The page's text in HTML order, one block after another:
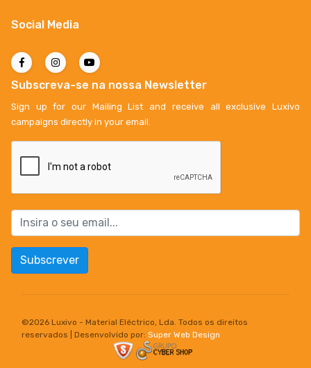
Social Media
Subscreva-se na nossa Newsletter
Sign up for our Mailing List and receive all exclusive Luxivo
campaigns directly in your email.
Subscrever
©2026 Luxivo - Material Eléctrico, Lda. Todos os direitos
reservados | Desenvolvido por: Super Web Design